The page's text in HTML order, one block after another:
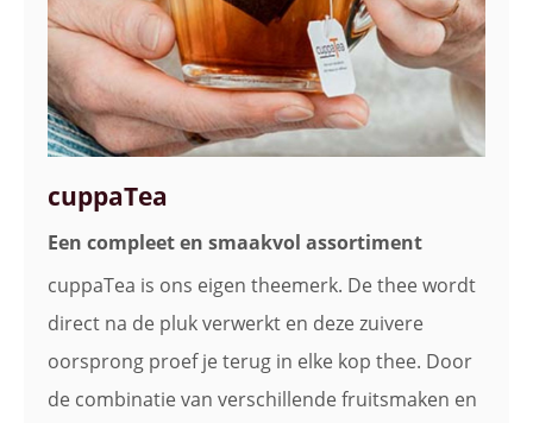
cuppaTea
Een compleet en smaakvol assortiment
cuppaTea is ons eigen theemerk. De thee wordt
direct na de pluk verwerkt en deze zuivere
oorsprong proef je terug in elke kop thee. Door
de combinatie van verschillende fruitsmaken en